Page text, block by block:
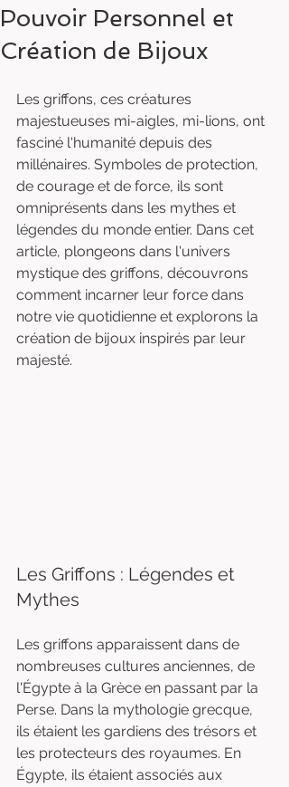
Pouvoir Personnel et
Création de Bijoux
Les griffons, ces créatures
majestueuses mi-aigles, mi-lions, ont
fasciné l'humanité depuis des
millénaires. Symboles de protection,
de courage et de force, ils sont
omniprésents dans les mythes et
légendes du monde entier. Dans cet
article, plongeons dans l'univers
mystique des griffons, découvrons
comment incarner leur force dans
notre vie quotidienne et explorons la
création de bijoux inspirés par leur
majesté.
Les Griffons : Légendes et
Mythes
Les griffons apparaissent dans de
nombreuses cultures anciennes, de
l'Égypte à la Grèce en passant par la
Perse. Dans la mythologie grecque,
ils étaient les gardiens des trésors et
les protecteurs des royaumes. En
Égypte, ils étaient associés aux